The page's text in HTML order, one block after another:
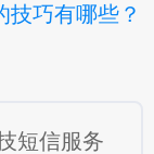
技巧有哪些？
短信服务